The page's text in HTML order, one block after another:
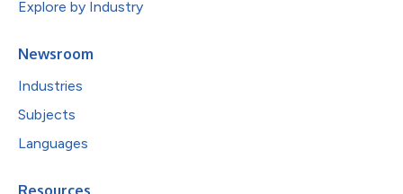
Explore by Industry
Newsroom
Industries
Subjects
Languages
Resources